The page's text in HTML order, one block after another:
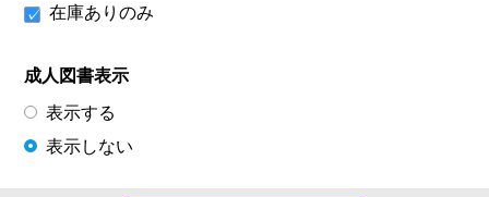
在庫ありのみ
成人図書表示
表示する
表示しない